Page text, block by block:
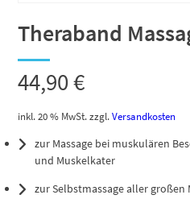
Theraband
44,90€
inkl. 20 % MwSt. zzgl.Versandkosten
zur Massage bei muskulären
und Muskelkater
zur Selbstmassage aller